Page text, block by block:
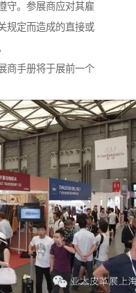
守。参展商应对其雇
规定而造成的直接或
商手册将于展前一个